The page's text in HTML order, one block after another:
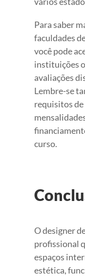
Para saber
faculdades
você pode
instituições
avaliações
Lembre-se
requisitos de
curso.
O designer
profissional
espaços
estética,